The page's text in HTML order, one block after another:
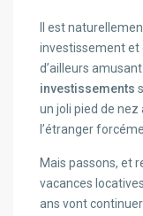
Il est
investissement et
d’ailleurs
investissements
un joli pied de nez
l’étranger
Mais passons, et
vacances
ans vont